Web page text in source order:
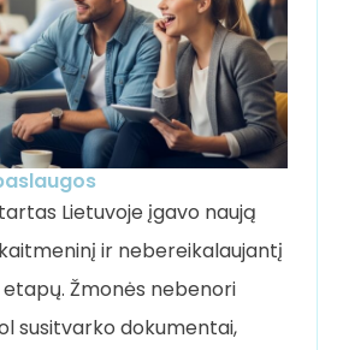
Lietuvoje įgavo naują
ir nebereikalaujantį
Žmonės nebenori
susitvarko dokumentai,